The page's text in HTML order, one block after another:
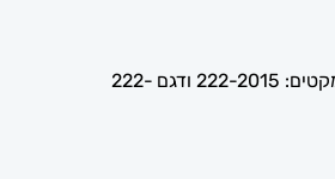
סכין יפני טפט מקצועי דגם L-15 מ אוטומט ודגם L-17 בורג מקטים: 222-2015 ודגם 222-